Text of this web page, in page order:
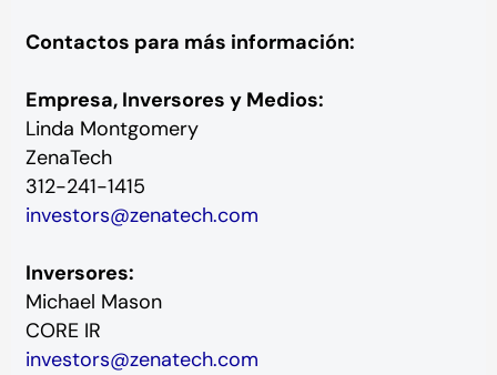
Contactos para más información:
Empresa, Inversores y Medios:
Linda Montgomery
ZenaTech
312-241-1415
investors@zenatech.com
Inversores:
Michael Mason
CORE IR
investors@zenatech.com